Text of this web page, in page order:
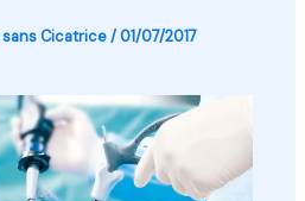
Cicatrice/01/07/2017